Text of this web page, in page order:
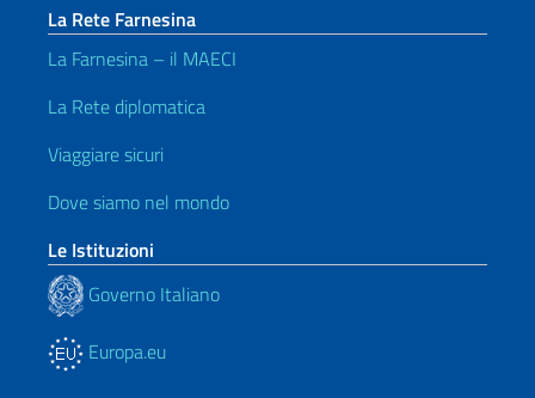
La Rete Farnesina
La Farnesina – il MAECI
La Rete diplomatica
Viaggiare sicuri
Dove siamo nel mondo
Le Istituzioni
Governo Italiano
Europa.eu